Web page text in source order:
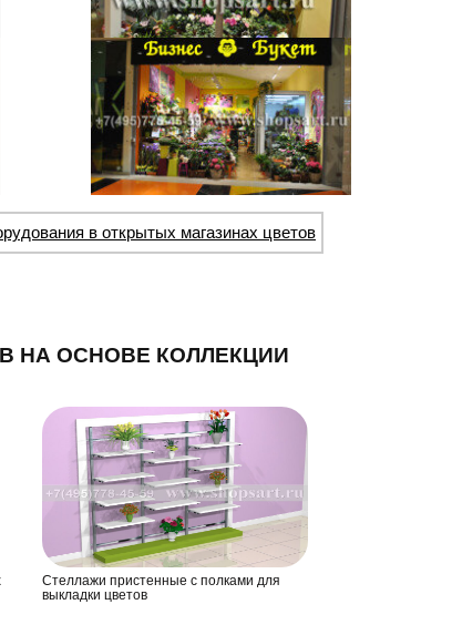
в открытых магазинах цветов
НА ОСНОВЕ КОЛЛЕКЦИИ
Стеллажи пристенные с полками для
выкладки цветов